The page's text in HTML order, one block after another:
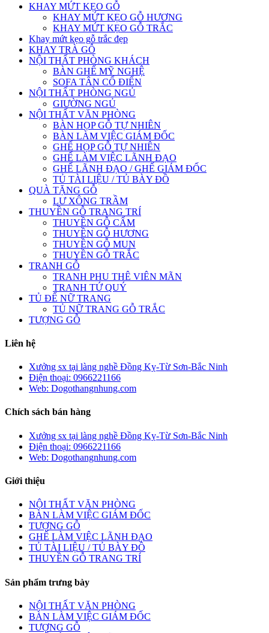
KHAY MỨT KẸO GỖ
KHAY MỨT KẸO GỖ HƯƠNG
KHAY MỨT KẸO GỖ TRẮC
Khay mứt kẹo gỗ trắc đẹp
KHAY TRÀ GỖ
NỘI THẤT PHÒNG KHÁCH
BÀN GHẾ MỸ NGHỆ
SOFA TÂN CỔ ĐIỂN
NỘI THẤT PHÒNG NGỦ
GIƯỜNG NGỦ
NỘI THẤT VĂN PHÒNG
BÀN HỌP GỖ TỰ NHIÊN
BÀN LÀM VIỆC GIÁM ĐỐC
GHẾ HỌP GỖ TỰ NHIÊN
GHẾ LÀM VIỆC LÃNH ĐẠO
GHẾ LÃNH ĐẠO / GHẾ GIÁM ĐỐC
TỦ TÀI LIỆU / TỦ BÀY ĐỒ
QUÀ TẶNG GỖ
LƯ XÔNG TRẦM
THUYỀN GỖ TRANG TRÍ
THUYỀN GỖ CẨM
THUYỀN GỖ HƯƠNG
THUYỀN GỖ MUN
THUYỀN GỖ TRẮC
TRANH GỖ
TRANH PHU THÊ VIÊN MÃN
TRANH TỨ QUÝ
TỦ ĐỂ NỮ TRANG
TỦ NỮ TRANG GỖ TRẮC
TƯỢNG GỖ
Liên hệ
Xưởng sx tại làng nghề Đồng Kỵ-Từ Sơn-Bắc Ninh
Điện thoại: 0966221166
Web: Dogothangnhung.com
Chích sách bán hàng
Xưởng sx tại làng nghề Đồng Kỵ-Từ Sơn-Bắc Ninh
Điện thoại: 0966221166
Web: Dogothangnhung.com
Giới thiệu
NỘI THẤT VĂN PHÒNG
BÀN LÀM VIỆC GIÁM ĐỐC
TƯỢNG GỖ
GHẾ LÀM VIỆC LÃNH ĐẠO
TỦ TÀI LIỆU / TỦ BÀY ĐỒ
THUYỀN GỖ TRANG TRÍ
Sản phẩm trưng bày
NỘI THẤT VĂN PHÒNG
BÀN LÀM VIỆC GIÁM ĐỐC
TƯỢNG GỖ